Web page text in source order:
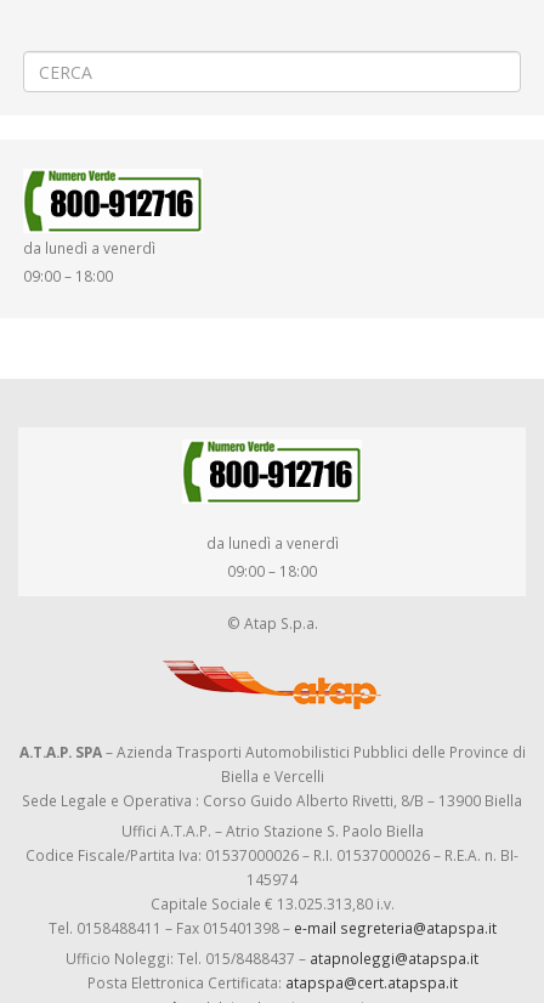
da lunedì a venerdì
09:00 – 18:00
da lunedì a venerdì
09:00 – 18:00
© Atap S.p.a.
A.T.A.P. SPA– Azienda Trasporti Automobilistici Pubblici delle Province di
Biella e Vercelli
Sede Legale e Operativa : Corso Guido Alberto Rivetti, 8/B – 13900 Biella
Uffici A.T.A.P. – Atrio Stazione S. Paolo Biella
Codice Fiscale/Partita Iva: 01537000026 – R.I. 01537000026 – R.E.A. n. BI-
145974
Capitale Sociale € 13.025.313,80 i.v.
Tel. 0158488411 – Fax 015401398 – e-mail segreteria@atapspa.it
Ufficio Noleggi: Tel. 015/8488437 – atapnoleggi@atapspa.it
Posta Elettronica Certificata: atapspa@cert.atapspa.it